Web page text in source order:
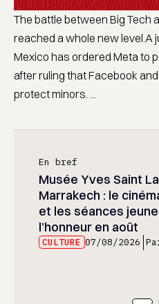
The battle between Big Tech
reached a whole new level.A
Mexico has ordered Meta to
after ruling that Facebook
protect minors. ...
En bref
Musée Yves Saint
Marrakech : le
et les séances
l’honneur en août
CULTURE 07/08/2026